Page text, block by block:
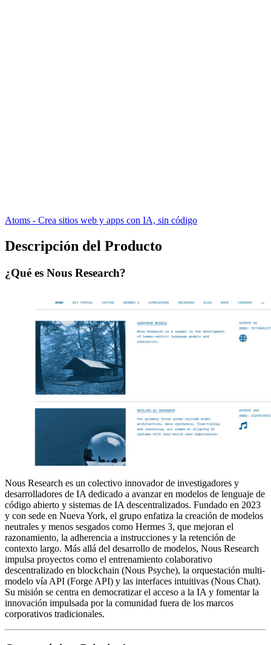
Atoms - Crea sitios web y apps con IA, sin código
Descripción del Producto
¿Qué es Nous Research?
Nous Research es un colectivo innovador de investigadores y
desarrolladores de IA dedicado a avanzar en modelos de lenguaje de
código abierto y sistemas de IA descentralizados. Fundado en 2023
y con sede en Nueva York, el grupo enfatiza la creación de modelos
neutrales y menos sesgados como Hermes 3, que mejoran el
razonamiento, la adherencia a instrucciones y la retención de
contexto largo. Más allá del desarrollo de modelos, Nous Research
impulsa proyectos como el entrenamiento colaborativo
descentralizado en blockchain (Nous Psyche), la orquestación multi-
modelo vía API (Forge API) y las interfaces intuitivas (Nous Chat).
Su misión se centra en democratizar el acceso a la IA y fomentar la
innovación impulsada por la comunidad fuera de los marcos
corporativos tradicionales.